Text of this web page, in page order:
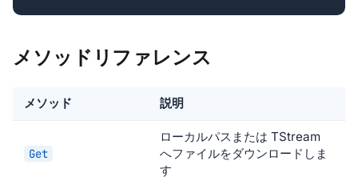
メソッドリファレンス
メソッド 説明
Get
ローカルパスまたは TStream
へファイルをダウンロードしま
す